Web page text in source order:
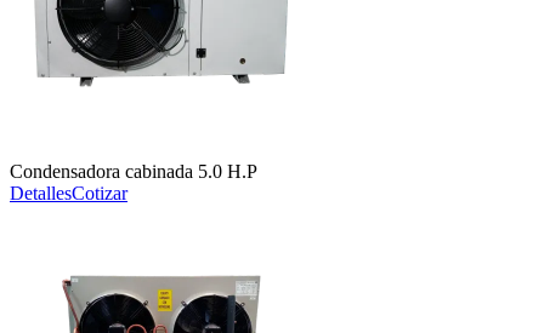
Condensadora cabinada 5.0 H.P
DetallesCotizar